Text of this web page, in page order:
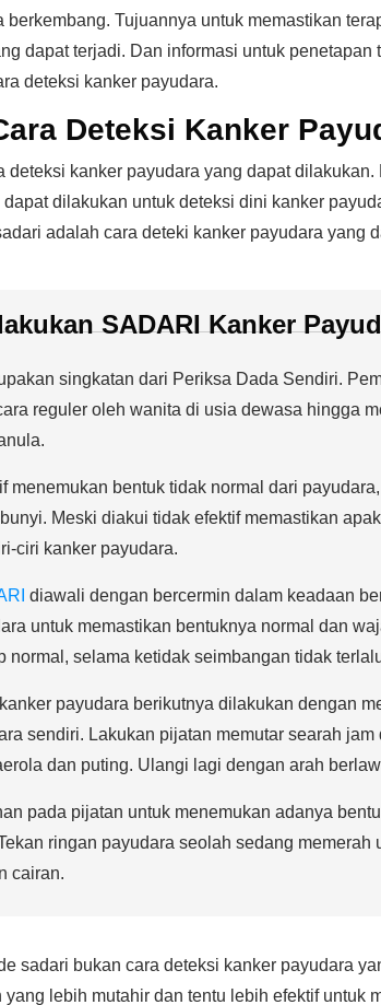
berkembang. Tujuannya untuk memastikan
dapat terjadi. Dan informasi untuk penetapan
deteksi kanker payudara.
Deteksi Kanker
deteksi kanker payudara yang dapat
dilakukan untuk deteksi dini kanker
adalah cara deteki kanker payudara yang
SADARI Kanker
singkatan dari Periksa Dada Sendiri.
reguler oleh wanita di usia dewasa hingga
menemukan bentuk tidak normal dari
Meski diakui tidak efektif memastikan
ciri kanker payudara.
diawali dengan bercermin dalam keadaan
untuk memastikan bentuknya normal dan
normal, selama ketidak seimbangan tidak
payudara berikutnya dilakukan dengan
sendiri. Lakukan pijatan memutar searah
dan puting. Ulangi lagi dengan arah
pada pijatan untuk menemukan adanya
ringan payudara seolah sedang memerah
cairan.
sadari bukan cara deteksi kanker payudara
yang lebih mutahir dan tentu lebih efektif untuk